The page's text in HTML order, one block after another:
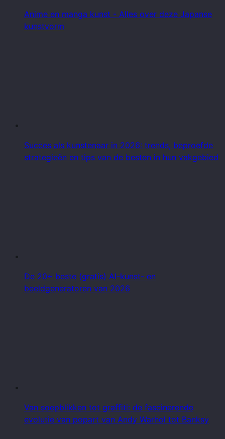
Anime en manga kunst - Alles over deze Japanse
kunstvorm
Succes als kunstenaar in 2026: trends, beproefde
strategieën en tips van de besten in hun vakgebied
De 20+ beste (gratis) AI-kunst- en
beeldgeneratoren van 2026
Van soepblikken tot graffiti: de fascinerende
evolutie van popart van Andy Warhol tot Banksy